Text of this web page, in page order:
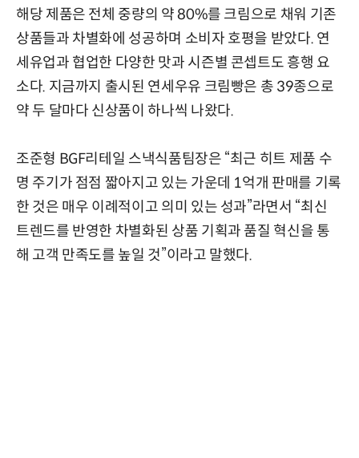
해당 제품은 전체 중량의 약 80%를 크림으로 채워 기존
상품들과 차별화에 성공하며 소비자 호평을 받았다. 연
세유업과 협업한 다양한 맛과 시즌별 콘셉트도 흥행 요
소다. 지금까지 출시된 연세우유 크림빵은 총 39종으로
약 두 달마다 신상품이 하나씩 나왔다.
조준형 BGF리테일 스낵식품팀장은 “최근 히트 제품 수
명 주기가 점점 짧아지고 있는 가운데 1억개 판매를 기록
한 것은 매우 이례적이고 의미 있는 성과”라면서 “최신
트렌드를 반영한 차별화된 상품 기획과 품질 혁신을 통
해 고객 만족도를 높일 것”이라고 말했다.